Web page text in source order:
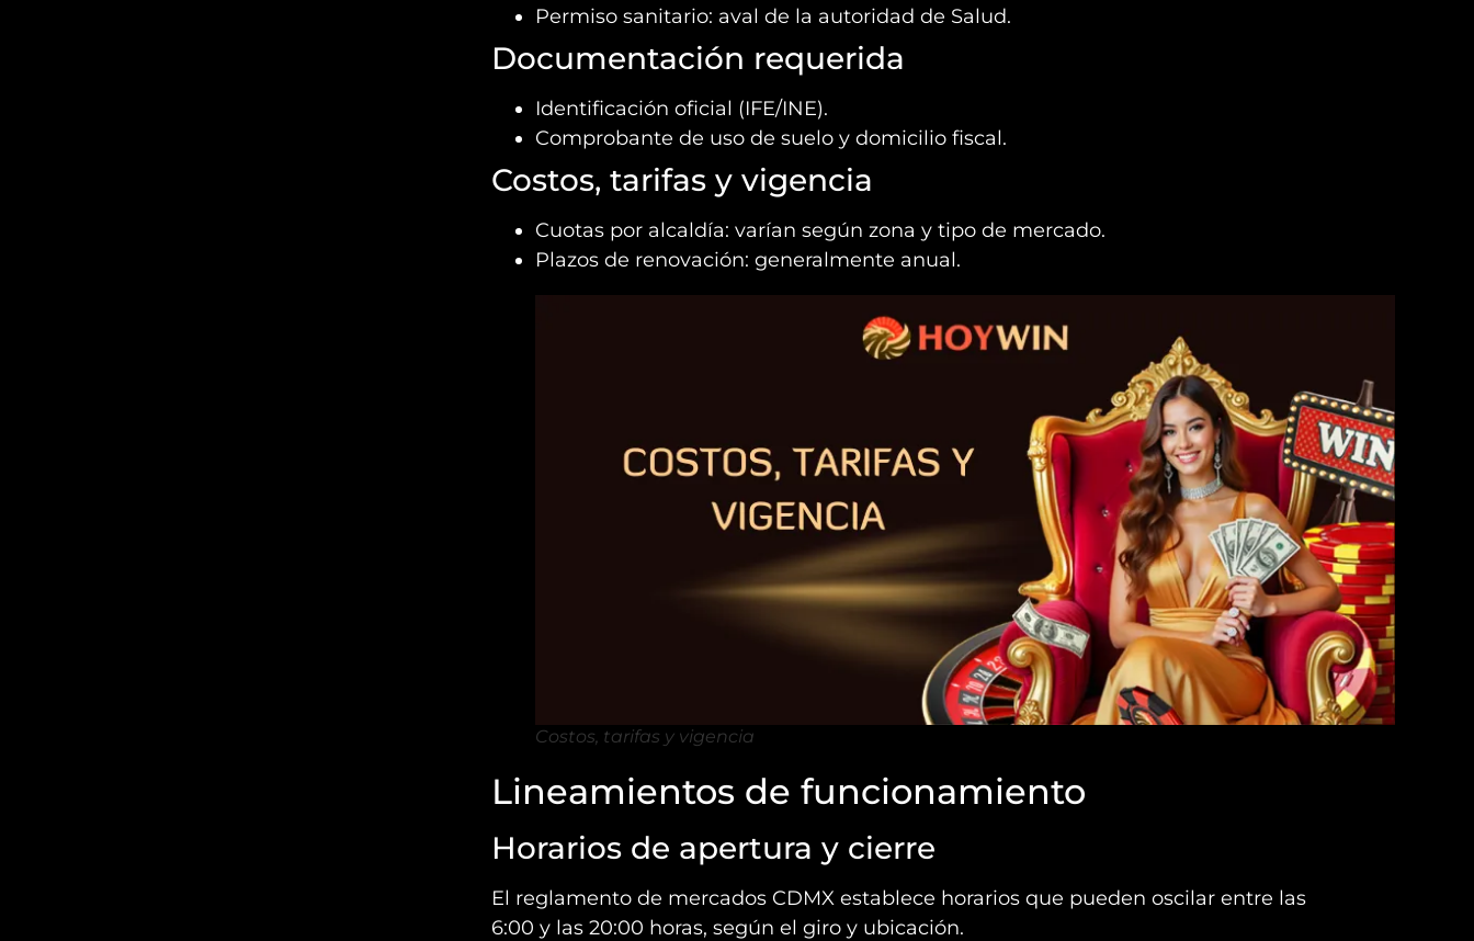
Permiso sanitario: aval de la autoridad de Salud.
Documentación requerida
Identificación oficial (IFE/INE).
Comprobante de uso de suelo y domicilio fiscal.
Costos, tarifas y vigencia
Cuotas por alcaldía: varían según zona y tipo de mercado.
Plazos de renovación: generalmente anual.
Costos, tarifas y vigencia
Lineamientos de funcionamiento
Horarios de apertura y cierre
El reglamento de mercados CDMX establece horarios que pueden oscilar entre las
6:00 y las 20:00 horas, según el giro y ubicación.